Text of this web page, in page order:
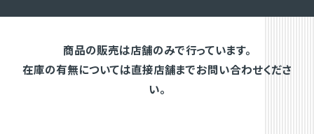
商品の販売は店舗のみで行っています。
在庫の有無については直接店舗までお問い合わせくださ
い。